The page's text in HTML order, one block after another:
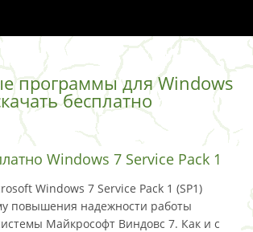
содержанию
программы для Windows
бесплатно
Windows 7 Service Pack 1
Windows 7 Service Pack 1 (SP1)
повышения надежности работы
Майкрософт Виндовс 7. Как и с